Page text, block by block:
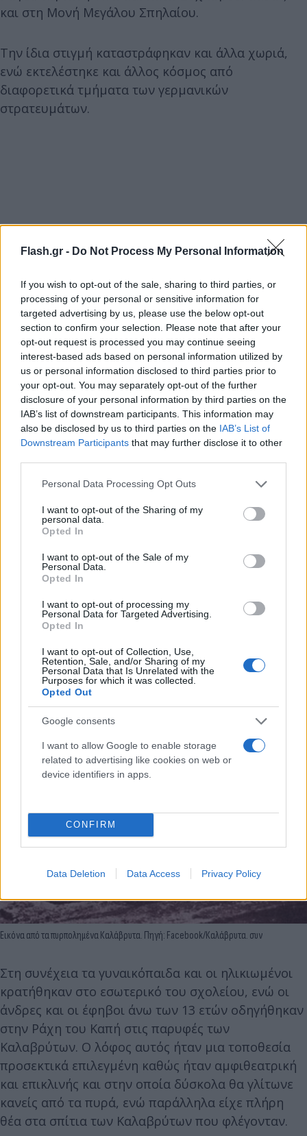
Flash.gr - Do Not Process My Personal Information
If you wish to opt-out of the sale, sharing to third parties, or
processing of your personal or sensitive information for
targeted advertising by us, please use the below opt-out
section to confirm your selection. Please note that after your
opt-out request is processed you may continue seeing
interest-based ads based on personal information utilized by
us or personal information disclosed to third parties prior to
your opt-out. You may separately opt-out of the further
disclosure of your personal information by third parties on the
IAB’s list of downstream participants. This information may
also be disclosed by us to third parties on the IAB’s List of
Downstream Participants that may further disclose it to other
Please note that this website/app uses one or more Google
not limited to your visit or usage behaviour. You may click to
grant or deny consent to Google and its third-party tags to
use your data for below specified purposes in below Google
consent section.
Personal Data Processing Opt Outs
I want to opt-out of the Sharing of my
personal data.
Opted In
I want to opt-out of the Sale of my
Personal Data.
Opted In
I want to opt-out of processing my
Personal Data for Targeted Advertising.
Opted In
I want to opt-out of Collection, Use,
Retention, Sale, and/or Sharing of my
Personal Data that Is Unrelated with the
Purposes for which it was collected.
Opted Out
Google consents
I want to allow Google to enable storage
related to advertising like cookies on web or
device identifiers in apps.
CONFIRM
Data Deletion Data Access Privacy Policy
και στη Μονή Μεγάλου Σπηλαίου.
Την ίδια στιγμή καταστράφηκαν και άλλα χωριά,
ενώ εκτελέστηκε και άλλος κόσμος από
διαφορετικά τμήματα των γερμανικών
στρατευμάτων.
Τέσσερις μέρες μετά την άφιξή τους στα
Καλάβρυτα, οι Γερμανοί συγκέντρωσαν στον
προαύλιο χώρο του δημοτικού σχολείου τους
ανδρικό πληθυσμό από τα γυναικόπαιδα και τους
υπερήλικες.
Εικόνα από τα πυρπολημένα Καλάβρυτα. Πηγή: Facebook/Καλάβρυτα. συν
Στη συνέχεια τα γυναικόπαιδα και οι ηλικιωμένοι
κρατήθηκαν στο εσωτερικό του σχολείου, ενώ οι
άνδρες και οι έφηβοι άνω των 13 ετών οδηγήθηκαν
στην Ράχη του Καπή στις παρυφές των
Καλαβρύτων. Ο λόφος αυτός ήταν μια τοποθεσία
προσεκτικά επιλεγμένη καθώς ήταν αμφιθεατρική
και επικλινής και στην οποία δύσκολα θα γλίτωνε
κανείς από τα πυρά, ενώ παράλληλα είχε πλήρη
θέα στα σπίτια των Καλαβρύτων που φλέγονταν.